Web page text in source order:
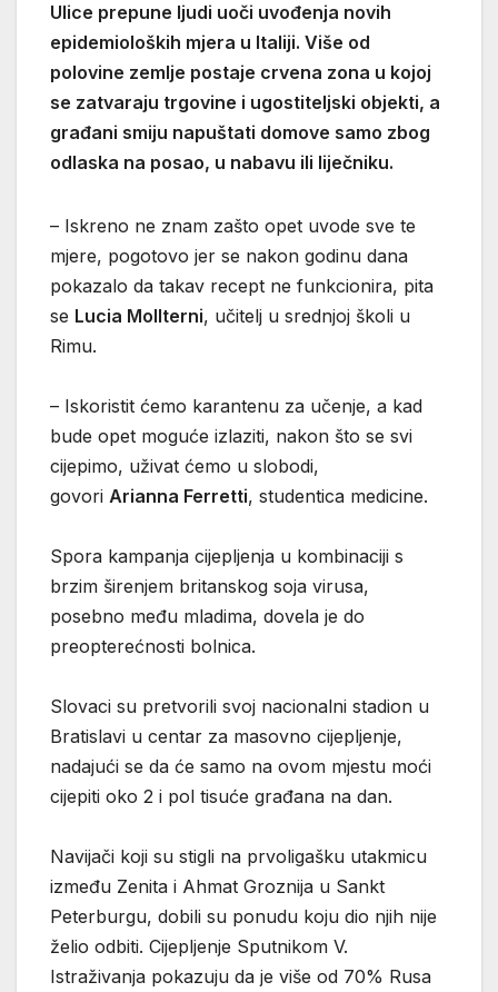
Ulice prepune ljudi uoči uvođenja novih
epidemioloških mjera u Italiji. Više od
polovine zemlje postaje crvena zona u kojoj
se zatvaraju trgovine i ugostiteljski objekti, a
građani smiju napuštati domove samo zbog
odlaska na posao, u nabavu ili liječniku.
– Iskreno ne znam zašto opet uvode sve te
mjere, pogotovo jer se nakon godinu dana
pokazalo da takav recept ne funkcionira, pita
se Lucia Mollterni, učitelj u srednjoj školi u
Rimu.
– Iskoristit ćemo karantenu za učenje, a kad
bude opet moguće izlaziti, nakon što se svi
cijepimo, uživat ćemo u slobodi,
govori Arianna Ferretti, studentica medicine.
Spora kampanja cijepljenja u kombinaciji s
brzim širenjem britanskog soja virusa,
posebno među mladima, dovela je do
preopterećnosti bolnica.
Slovaci su pretvorili svoj nacionalni stadion u
Bratislavi u centar za masovno cijepljenje,
nadajući se da će samo na ovom mjestu moći
cijepiti oko 2 i pol tisuće građana na dan.
Navijači koji su stigli na prvoligašku utakmicu
između Zenita i Ahmat Groznija u Sankt
Peterburgu, dobili su ponudu koju dio njih nije
želio odbiti. Cijepljenje Sputnikom V.
Istraživanja pokazuju da je više od 70% Rusa